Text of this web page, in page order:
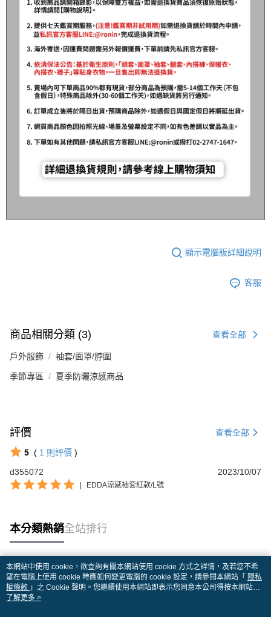
顯示電腦版詳細說明
客服
商品相關分類 (3) 查看全部
戶外服飾 袖套/面罩/脖圍
季節專區 夏季防曬涼感商品
評價 查看全部
5 ( 1 則評價 )
d355072
2023/10/07
| EDDA涼感袖套紅款/L號
本分類熱銷全站排行
熱門標籤
本網站中使用 cookie，欲查詢有關本網站使用 cookie 方式之詳情，及若您不希
望在電腦上使用 cookie 時應如何變更電腦的 cookie 設定，請參閱本網站「 隱私
權條款 」之 Cookie 聲明。您繼續使用本網站即表示您同意本公司得按本網站使
用條款之 Cookie 聲明使用 cookie。
了解更多 >